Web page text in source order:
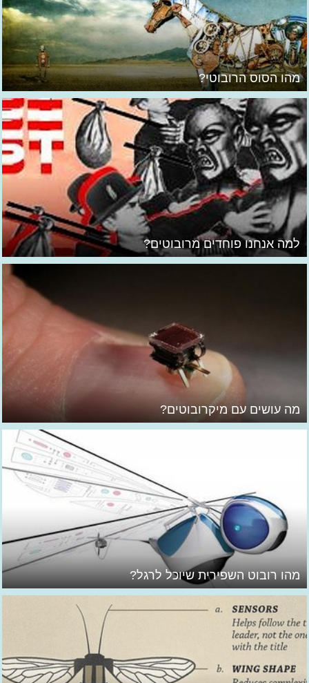
מהו הסוס הרובוטי?
למה אנחנו פוחדים מרובוטים?
מה עושים עם מיקרובוטים?
מהו רובוט השפירית שיוכל לרגל?